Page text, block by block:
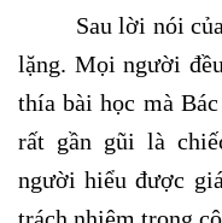
Sau lời nói
lặng. Mọi người
thía bài học mà
rất gần gũi là
người hiểu được